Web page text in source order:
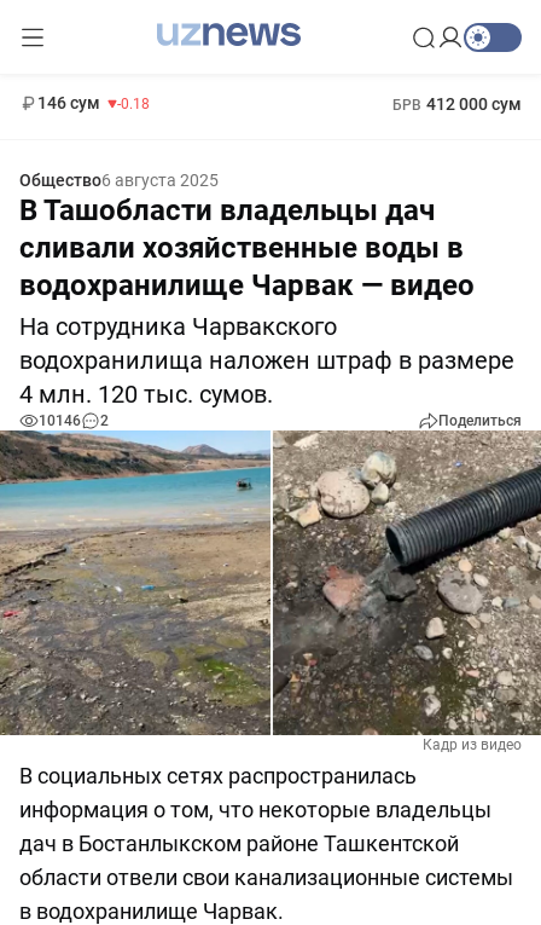
146 сум -0.18 БРВ 412 000 сум
Общество6 августа 2025
В Ташобласти владельцы дач
сливали хозяйственные воды в
водохранилище Чарвак — видео
На сотрудника Чарвакского
водохранилища наложен штраф в размере
4 млн. 120 тыс. сумов.
10146 2 Поделиться
Кадр из видео
В социальных сетях распространилась
информация о том, что некоторые владельцы
дач в Бостанлыкском районе Ташкентской
области отвели свои канализационные системы
в водохранилище Чарвак.